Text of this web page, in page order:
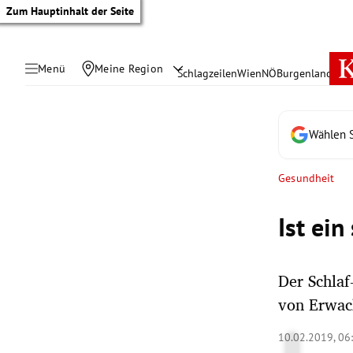
Zum Hauptinhalt der Seite
Menü Meine Region SchlagzeilenWienNÖBurgenland
Wählen
Gesundheit
Ist ein
Der
von
10.02.2019,